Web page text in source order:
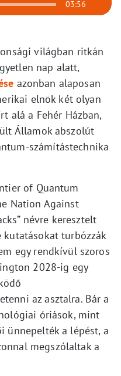
03:56
világban ritkán
nap alatt,
azonban alaposan
elnök két olyan
alá a Fehér Házban,
Államok abszolút
számítástechnika
of Quantum
Nation Against
névre keresztelt
kutatásokat turbózzák
egy rendkívül szoros
2028-ig egy
az asztalra. Bár a
óriások, mint
ünnepelték a lépést, a
megszólaltak a